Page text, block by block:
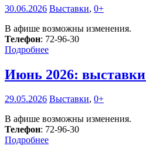
30.06.2026 Выставки, 0+
В афише возможны изменения.
Телефон: 72-96-30
Подробнее
Июнь 2026: выставки
29.05.2026 Выставки, 0+
В афише возможны изменения.
Телефон: 72-96-30
Подробнее